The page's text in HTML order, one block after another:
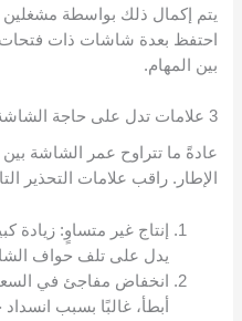
احتفظ بعدة شاشات ذات فتحات
بين المهام.
3 علامات تدل على حاجة الشاشة للاستبدال
الإطار. راقب علامات التحذير
إنتاج غير متساوٍ: زيادة
يدل على تلف حواف
انخفاض مفاجئ في
أبطأ، غالبًا بسبب